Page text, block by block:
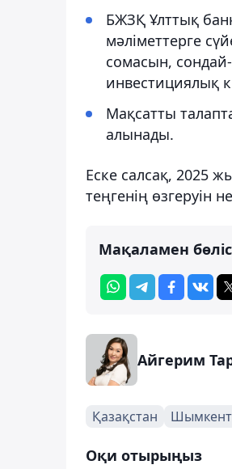
БЖЗҚ Ұлттық
мәліметтерге
сомасын,
инвестициялық
Мақсатты
алынады.
Еске салсақ, 2025
теңгенің өзгеруін
Мақаламен
Айгерим
Қазақстан Шымкент
Оқи отырыңыз